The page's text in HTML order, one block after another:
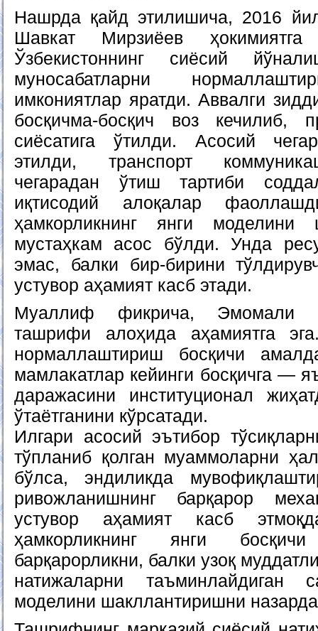
Нашрда қайд этилишича, 2016
Шавкат Мирзиёев ҳокимиятга
Ўзбекистоннинг сиёсий
муносабатларни
имкониятлар яратди. Аввалги
босқичма-босқич воз кечилиб,
сиёсатига ўтилди. Асосий
этилди, транспорт
чегарадан ўтиш тартиби
иқтисодий алоқалар
ҳамкорликнинг янги моделини
мустаҳкам асос бўлди. Унда
эмас, балки бир-бирини
устувор аҳамият касб этади.
Муаллиф фикрича, Эмомали
ташрифи алоҳида аҳамиятга
нормаллаштириш босқичи
мамлакатлар кейинги босқичга —
даражасини институционал
ўтаётганини кўрсатади.
Илгари асосий эътибор
тўпланиб қолган муаммоларни
бўлса, эндиликда
ривожланишнинг барқарор
устувор аҳамият касб
ҳамкорликнинг янги
барқарорликни, балки узоқ
натижаларни таъминлайдиган
моделини шакллантиришни